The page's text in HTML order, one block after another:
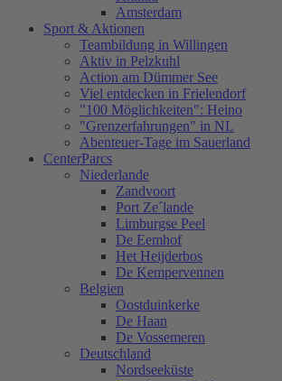
Amsterdam
Sport & Aktionen
Teambildung in Willingen
Aktiv in Pelzkuhl
Action am Dümmer See
Viel entdecken in Frielendorf
"100 Möglichkeiten": Heino
"Grenzerfahrungen" in NL
Abenteuer-Tage im Sauerland
CenterParcs
Niederlande
Zandvoort
Port Ze´lande
Limburgse Peel
De Eemhof
Het Heijderbos
De Kempervennen
Belgien
Oostduinkerke
De Haan
De Vossemeren
Deutschland
Nordseeküste